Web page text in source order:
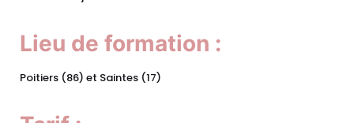
Lieu de formation :
Poitiers (86) et Saintes (17)